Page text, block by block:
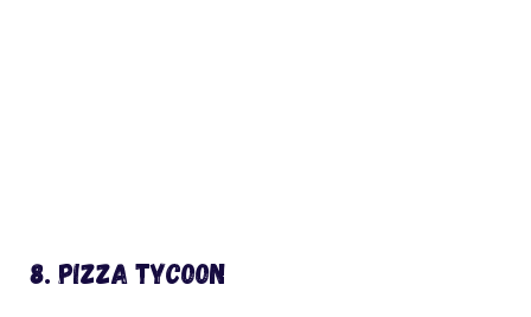
8. Pizza Tycoon